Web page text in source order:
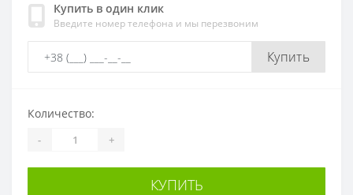
Купить в один клик
Введите номер телефона и мы перезвоним
Купить
Количество:
- +
КУПИТЬ